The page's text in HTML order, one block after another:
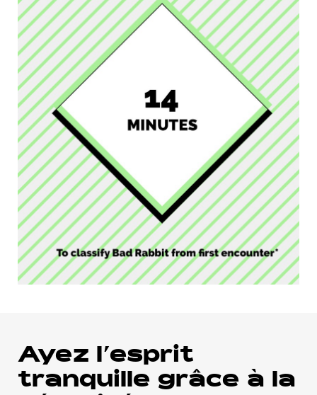
Ayez l’esprit
tranquille grâce à la